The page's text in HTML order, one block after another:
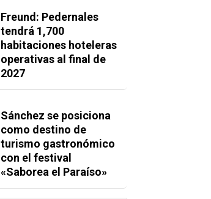
Freund: Pedernales
tendrá 1,700
habitaciones hoteleras
operativas al final de
2027
Sánchez se posiciona
como destino de
turismo gastronómico
con el festival
«Saborea el Paraíso»